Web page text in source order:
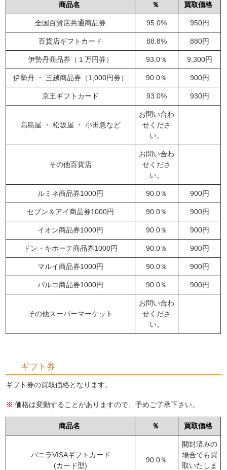
商品名 ％ 買取価格
全国百貨店共通商品券 95.0% 950円
百貨店ギフトカード 88.8% 880円
伊勢丹商品券（１万円券） 93.0％ 9,300円
伊勢丹 ・ 三越商品券（1,000円券） 90.0％ 900円
京王ギフトカード 93.0% 930円
高島屋 ・ 松坂屋 ・ 小田急など
お問い合わ
せくださ
い。
その他百貨店
お問い合わ
せくださ
い。
ルミネ商品券1000円 90.0％ 900円
セブン＆アイ商品券1000円 90.0％ 900円
イオン商品券1000円 90.0％ 900円
ドン・キホーテ商品券1000円 90.0％ 900円
マルイ商品券1000円 90.0％ 900円
パルコ商品券1000円 90.0％ 900円
その他スーパーマーケット
お問い合わ
せくださ
い。
ギフト券
ギフト券の買取価格となります。
価格は変動することがありますので、予めご了承下さい。
商品名 ％ 買取価格
バニラVISAギフトカード
(カード型)
90.0％
開封済みの
場合でも買
取いたしま